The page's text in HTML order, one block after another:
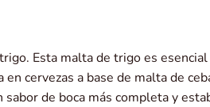
Esta malta de trigo es
cervezas a base de malta de
de boca más completa y